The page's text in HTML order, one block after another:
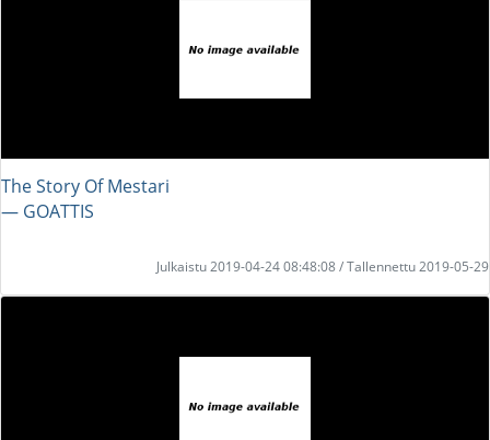
The Story Of Mestari
― GOATTIS
Julkaistu 2019-04-24 08:48:08 / Tallennettu 2019-05-29